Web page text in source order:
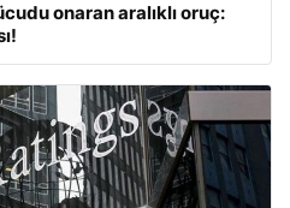
onaran aralıklı oruç: